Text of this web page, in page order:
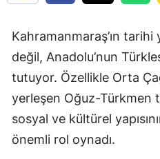
Kahramanmaraş’ın
değil, Anadolu’nun
tutuyor. Özellikle Orta
yerleşen Oğuz-Türkmen
sosyal ve kültürel
önemli rol oynadı.